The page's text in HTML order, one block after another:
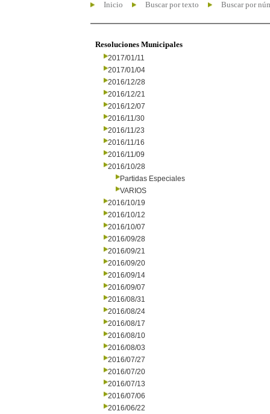
Inicio Buscar por texto Buscar por
Resoluciones Municipales
2017/01/11
2017/01/04
2016/12/28
2016/12/21
2016/12/07
2016/11/30
2016/11/23
2016/11/16
2016/11/09
2016/10/28
Partidas Especiales
VARIOS
2016/10/19
2016/10/12
2016/10/07
2016/09/28
2016/09/21
2016/09/20
2016/09/14
2016/09/07
2016/08/31
2016/08/24
2016/08/17
2016/08/10
2016/08/03
2016/07/27
2016/07/20
2016/07/13
2016/07/06
2016/06/22